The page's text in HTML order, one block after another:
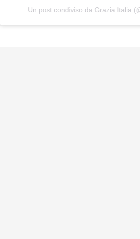
Un post condiviso da Grazia Italia